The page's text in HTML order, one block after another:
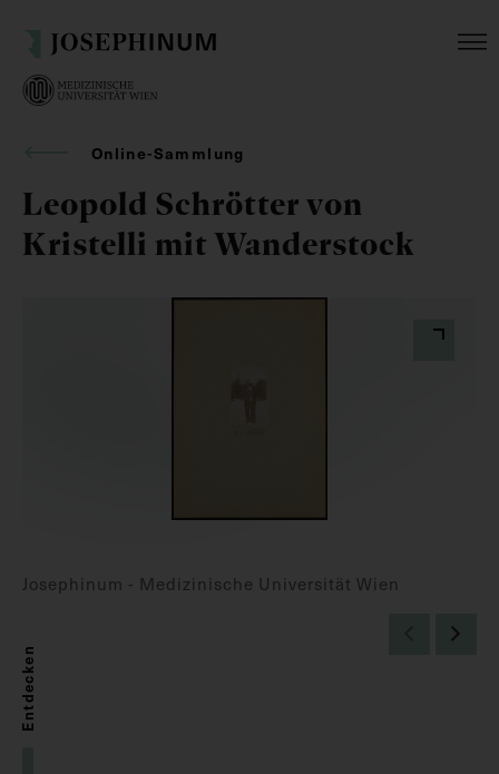
Online-Sammlung
Leopold Schrötter von
Kristelli mit Wanderstock
Josephinum - Medizinische Universität Wien
Entdecken